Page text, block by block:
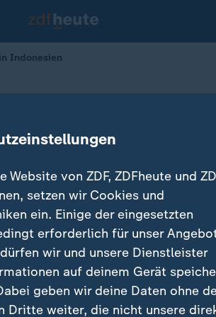
Indonesien
in Indonesien
Website von ZDF, ZDFheute und
setzen wir Cookies und
ein. Einige der eingesetzten
erforderlich für unser
wir und unsere Dienstleister
auf deinem Gerät
geben wir deine Daten ohne
Dritte weiter, die nicht unsere